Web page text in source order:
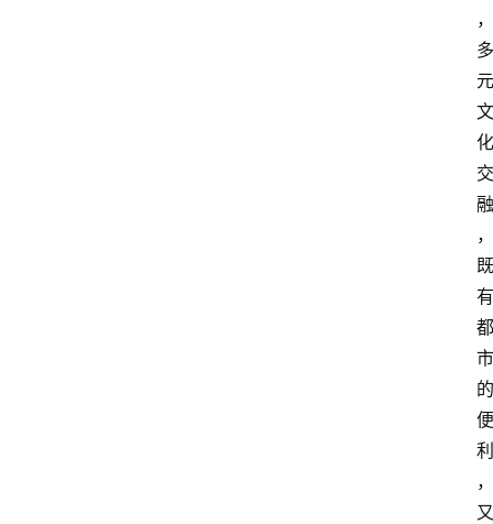
，
多
元
文
化
交
融
，
既
有
都
市
的
便
利
，
又